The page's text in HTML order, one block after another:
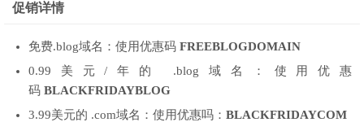
促销详情
免费.blog域名：使用优惠码 FREEBLOGDOMAIN
0.99美元/年的 .blog域名：使用优惠
码 BLACKFRIDAYBLOG
3.99美元的 .com域名：使用优惠吗： BLACKFRIDAYCOM